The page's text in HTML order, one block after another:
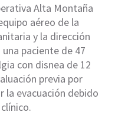
Alta Montaña
aéreo de la
y la dirección
paciente de 47
con disnea de 12
previa por
la evacuación debido